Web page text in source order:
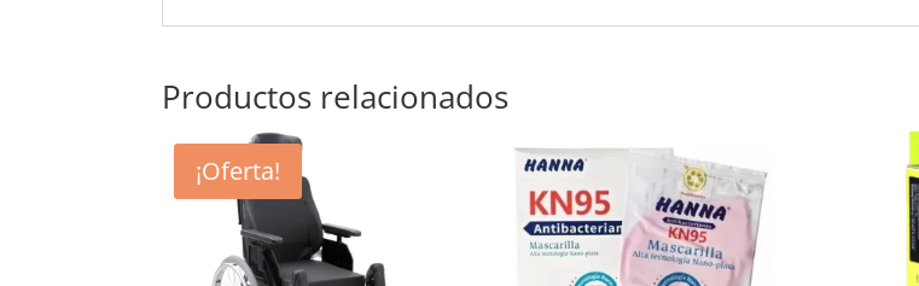
Productos relacionados
¡Oferta!